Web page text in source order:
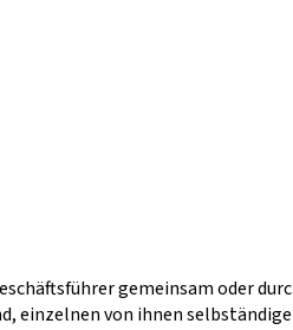
gemeinsam oder
einzelnen von ihnen